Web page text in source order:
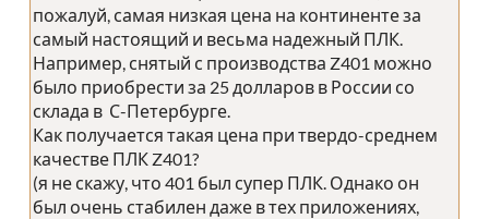
пожалуй, самая низкая цена на континенте за
самый настоящий и весьма надежный ПЛК.
Например, снятый с производства Z401 можно
было приобрести за 25 долларов в России со
склада в С-Петербурге.
Как получается такая цена при твердо-среднем
качестве ПЛК Z401?
(я не скажу, что 401 был супер ПЛК. Однако он
был очень стабилен даже в тех приложениях,